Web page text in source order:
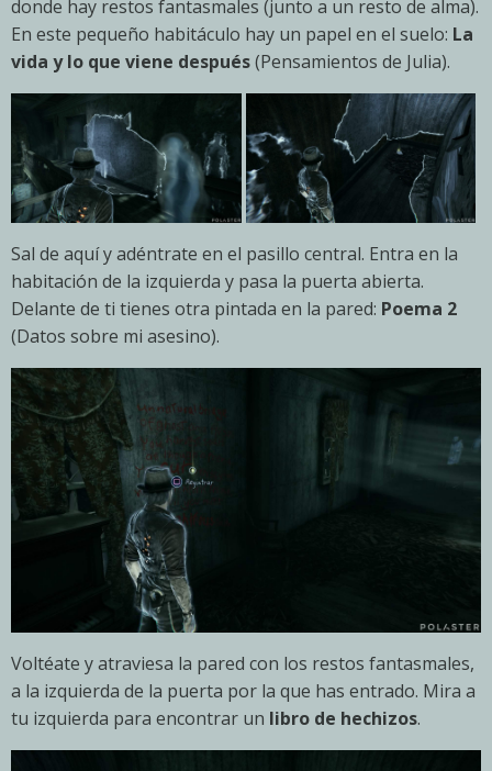
donde hay restos fantasmales (junto a un resto de alma).
En este pequeño habitáculo hay un papel en el suelo: La
vida y lo que viene después(Pensamientos de Julia).
Sal de aquí y adéntrate en el pasillo central. Entra en la
habitación de la izquierda y pasa la puerta abierta.
Delante de ti tienes otra pintada en la pared: Poema 2
(Datos sobre mi asesino).
Voltéate y atraviesa la pared con los restos fantasmales,
a la izquierda de la puerta por la que has entrado. Mira a
tu izquierda para encontrar un libro de hechizos.